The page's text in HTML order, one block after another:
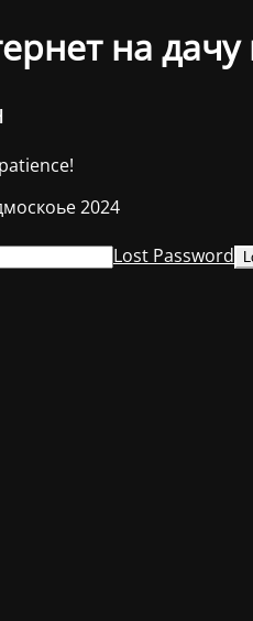
на
2024
Lost Password